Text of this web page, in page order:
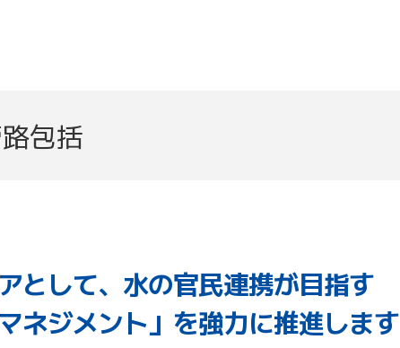
包括
として、水の官民連携が目指す
ネジメント」を強力に推進します